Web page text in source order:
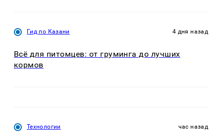
Гид по Казани 4 дня назад
Всё для питомцев: от груминга до лучших
кормов
Технологии час назад